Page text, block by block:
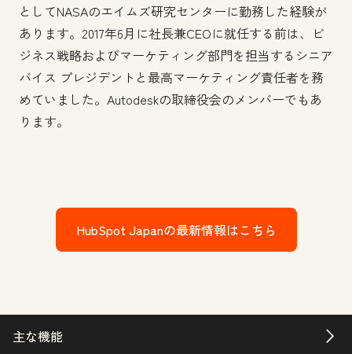
としてNASAのエイムズ研究センターに勤務した経験が
あります。2017年6月に社長兼CEOに就任する前は、ビ
ジネス戦略およびマーケティング部門を担当するシニア
バイス プレジデントと最高マーケティング責任者を務
めていました。Autodeskの取締役会のメンバーでもあ
ります。
HubSpot Japanの最新情報はこちら
主な機能